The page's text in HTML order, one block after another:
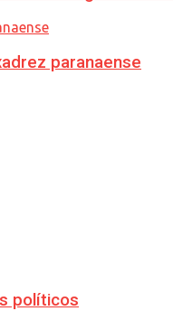
paranaense
políticos